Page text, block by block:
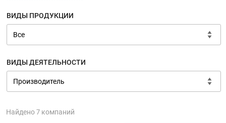
ВИДЫ ПРОДУКЦИИ
ВИДЫ ДЕЯТЕЛЬНОСТИ
Найдено 7 компаний